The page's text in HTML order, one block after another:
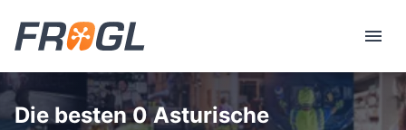
Die besten 0 Asturische